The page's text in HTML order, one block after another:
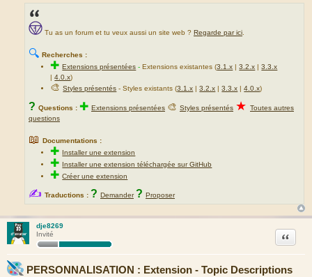
Tu as un forum et tu veux aussi un site web ? Regarde par ici.
🔍 Recherches :
✚Extensions présentées -Extensions existantes (3.1.x |3.2.x |3.3.x
|4.0.x)
🎨Styles présentés - Styles existants (3.1.x |3.2.x |3.3.x |4.0.x)
? Questions : ✚ Extensions présentées 🎨 Styles présentés ★ Toutes autres
questions
📖 Documentations :
✚ Installer une extension
✚ Installer une extension téléchargée sur GitHub
✚Créer une extension
✍ Traductions : ? Demander ? Proposer
dje8269
Invité
PERSONNALISATION : Extension - Topic Descriptions
Citation